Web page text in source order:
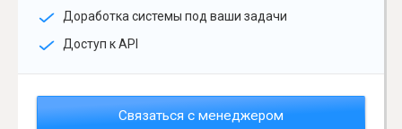
Доработка системы под ваши задачи
Доступ к API
Связаться с менеджером